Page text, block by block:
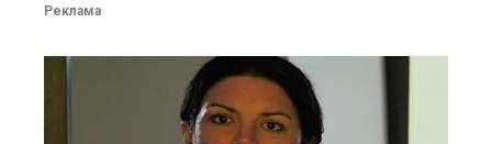
Реклама